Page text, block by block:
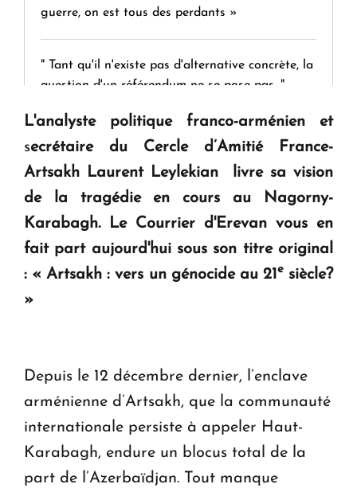
guerre, on est tous des perdants »
" Tant qu'il n'existe pas d'alternative concrète, la
question d'un référendum ne se pose pas. "
KASA : 30 ans d'audace, de résilience et d'avenir
Le premier hôtel Hyatt Regency d'Arménie
ouvrira ses portes à Dilijan
L'analyste politique franco-arménien et
secrétaire du Cercle d’Amitié France-
Artsakh Laurent Leylekian livre sa vision
de la tragédie en cours au Nagorny-
Karabagh.
Le Courrier d'Erevan vous en
fait part aujourd'hui sous son titre original
: « Artsakh : vers un génocide au 21 esiècle?
»
Depuis le 12 décembre dernier, l’enclave
arménienne d’Artsakh, que la communauté
internationale persiste à appeler Haut-
Karabagh, endure un blocus total de la
part de l’Azerbaïdjan. Tout manque